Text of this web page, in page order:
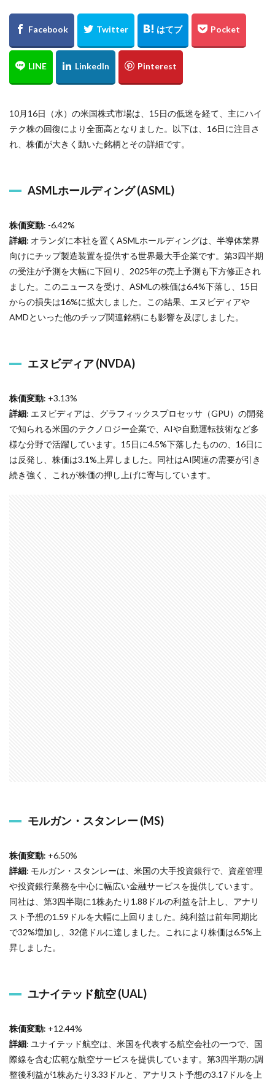
10月16日（水）の米国株式市場は、15日の低迷を経て、主にハイ
テク株の回復により全面高となりました。以下は、16日に注目さ
れ、株価が大きく動いた銘柄とその詳細です。
ASMLホールディング (ASML)
株価変動: -6.42%
詳細: オランダに本社を置くASMLホールディングは、半導体業界
向けにチップ製造装置を提供する世界最大手企業です。第3四半期
の受注が予測を大幅に下回り、2025年の売上予測も下方修正され
ました。このニュースを受け、ASMLの株価は6.4%下落し、15日
からの損失は16%に拡大しました。この結果、エヌビディアや
AMDといった他のチップ関連銘柄にも影響を及ぼしました。
エヌビディア (NVDA)
株価変動: +3.13%
詳細: エヌビディアは、グラフィックスプロセッサ（GPU）の開発
で知られる米国のテクノロジー企業で、AIや自動運転技術など多
様な分野で活躍しています。15日に4.5%下落したものの、16日に
は反発し、株価は3.1%上昇しました。同社はAI関連の需要が引き
続き強く、これが株価の押し上げに寄与しています。
モルガン・スタンレー (MS)
株価変動: +6.50%
詳細: モルガン・スタンレーは、米国の大手投資銀行で、資産管理
や投資銀行業務を中心に幅広い金融サービスを提供しています。
同社は、第3四半期に1株あたり1.88ドルの利益を計上し、アナリ
スト予想の1.59ドルを大幅に上回りました。純利益は前年同期比
で32%増加し、32億ドルに達しました。これにより株価は6.5%上
昇しました。
ユナイテッド航空 (UAL)
株価変動: +12.44%
詳細: ユナイテッド航空は、米国を代表する航空会社の一つで、国
際線を含む広範な航空サービスを提供しています。第3四半期の調
整後利益が1株あたり3.33ドルと、アナリスト予想の3.17ドルを上